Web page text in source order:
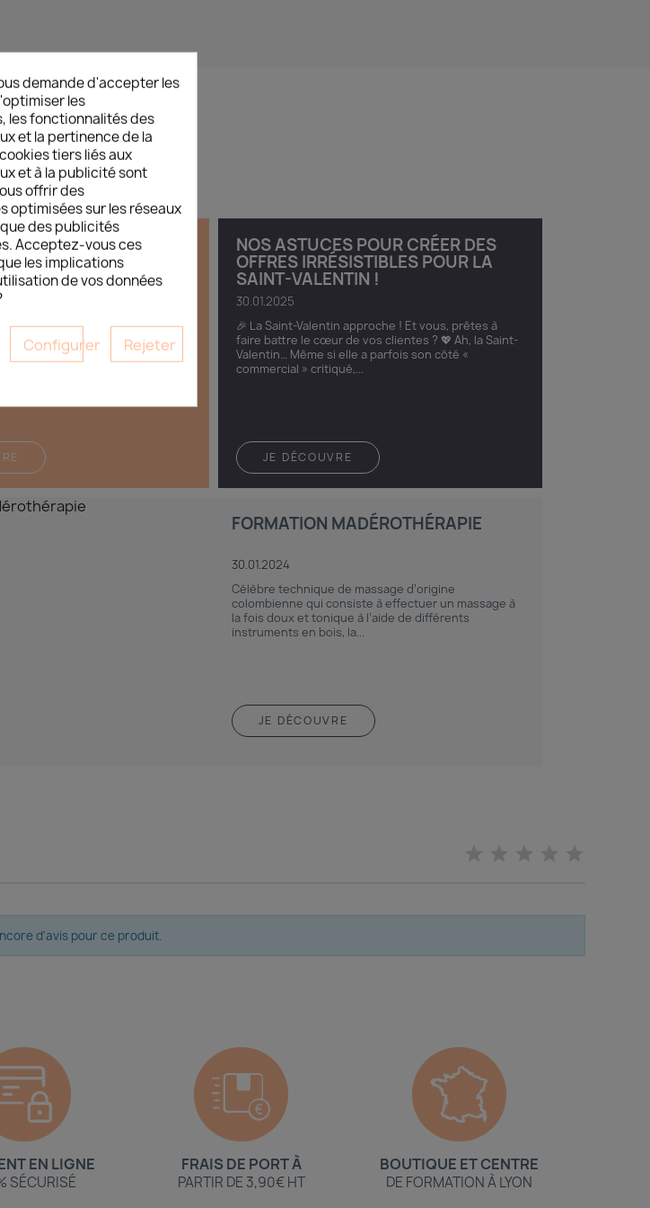
/BEAUTÉ
LES NOUVELLES
DÉDIÉES
DE BEAUTÉ
vous invite à une soirée
l’univers de la K-Beauty
travers cette soirée découverte,
NOS ASTUCES POUR CRÉER DES
OFFRES IRRÉSISTIBLES POUR LA
SAINT-VALENTIN !
30.01.2025
🎉 La Saint-Valentin approche ! Et vous, prêtes à
faire battre le cœur de vos clientes ? 💖 Ah, la Saint-
Valentin… Même si elle a parfois son côté «
commercial » critiqué,...
JE DÉCOUVRE
FORMATION MADÉROTHÉRAPIE
30.01.2024
Célèbre technique de massage d’origine
colombienne qui consiste à effectuer un massage à
la fois doux et tonique à l’aide de différents
instruments en bois, la...
JE DÉCOUVRE
d'avis pour ce produit.
EN LIGNE
SÉCURISÉ
FRAIS DE PORT À
PARTIR DE 3,90€ HT
BOUTIQUE ET CENTRE
DE FORMATION À LYON
demande d'accepter les
les
les fonctionnalités des
et la pertinence de la
tiers liés aux
et à la publicité sont
offrir des
optimisées sur les réseaux
des publicités
Acceptez-vous ces
les implications
de vos données
Configurer Rejeter